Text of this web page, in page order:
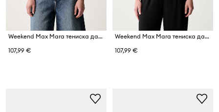
Weekend Max Mara тениска дамска от памук WKDEDISON
107,99 €
Weekend Max Mara тениска дамска от памук WKDEDISON
107,99 €